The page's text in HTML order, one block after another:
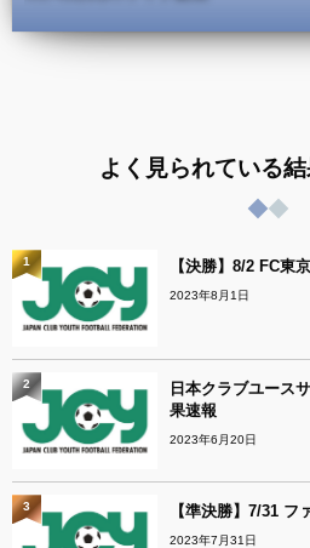
よく見られている
【決勝】8/2 FC東
2023年8月1日
1
日本クラブユース
果速報
2023年6月20日
2
【準決勝】7/31
2023年7月31日
3